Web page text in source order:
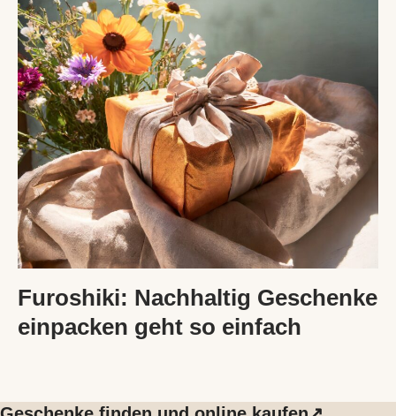
Furoshiki: Nachhaltig Geschenke
einpacken geht so einfach